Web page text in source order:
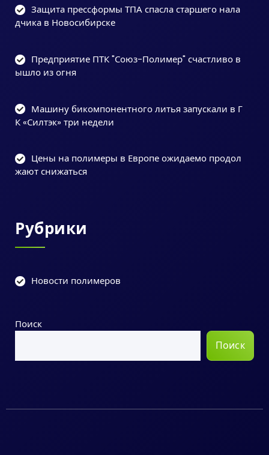
Защита прессформы ТПА спасла старшего нала
дчика в Новосибирске
Предприятие ПТК "Союз-Полимер" счастливо в
ышло из огня
Машину бикомпонентного литья запускали в Г
К «Силтэк» три недели
Цены на полимеры в Европе ожидаемо продол
жают снижаться
Рубрики
Новости полимеров
Поиск
Поиск